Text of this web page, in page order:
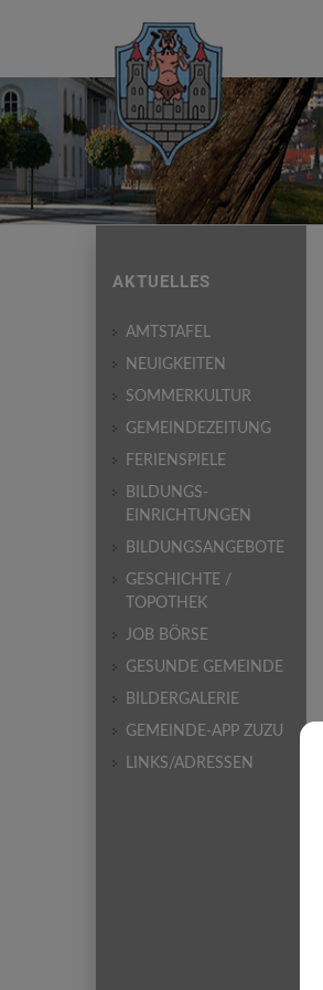
AKTUELLES
AMTSTAFEL
NEUIGKEITEN
SOMMERKULTUR
GEMEINDEZEITUNG
FERIENSPIELE
BILDUNGS-
EINRICHTUNGEN
BILDUNGSANGEBOTE
GESCHICHTE /
TOPOTHEK
JOB BÖRSE
GESUNDE GEMEINDE
BILDERGALERIE
GEMEINDE-APP ZUZU
LINKS/ADRESSEN